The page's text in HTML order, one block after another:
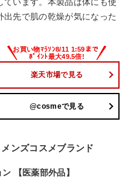
先で肌の乾燥が気になった
楽天市場で見る
@cosmeで見る
ンズコスメブランド
【医薬部外品】